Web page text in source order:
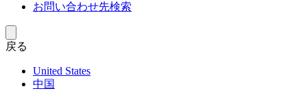
お問い合わせ先検索
戻る
United States
中国